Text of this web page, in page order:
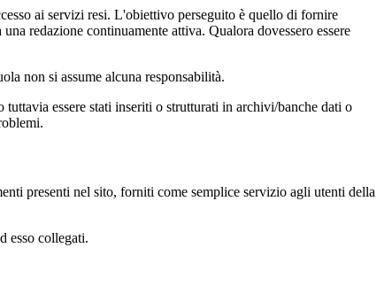
ai servizi resi. L'obiettivo perseguito è quello di fornire
redazione continuamente attiva. Qualora dovessero essere
non si assume alcuna responsabilità.
essere stati inseriti o strutturati in archivi/banche dati o
presenti nel sito, forniti come semplice servizio agli utenti della
esso collegati.